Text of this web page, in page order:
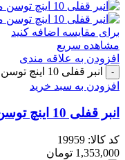
برای مقایسه اضافه کنید
مشاهده سریع
افزودن به علاقه مندی
انبر قفلی 10 اینچ توسن مدل T2011-10 عدد
افزودن به سبد خرید
انبر قفلی 10 اینچ توسن مدل T2011-10
کد کالا: 19959
1,353,000 تومان